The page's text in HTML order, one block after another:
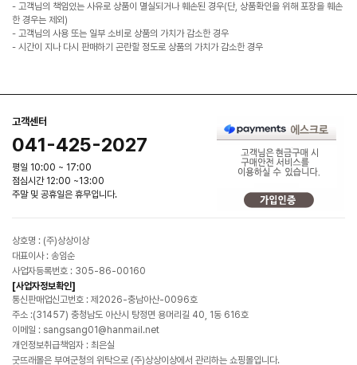
- 고객님의 책임있는 사유로 상품이 멸실되거나 훼손된 경우(단, 상품확인을 위해 포장을 훼손
한 경우는 제외)
- 고객님의 사용 또는 일부 소비로 상품의 가치가 감소한 경우
- 시간이 지나 다시 판매하기 곤란할 정도로 상품의 가치가 감소한 경우
고객센터
041-425-2027
평일 10:00 ~ 17:00
점심시간 12:00 ~13:00
주말 및 공휴일은 휴무입니다.
상호명 : (주)상상이상
대표이사 : 송임순
사업자등록번호 : 305-86-00160
[사업자정보확인]
통신판매업신고번호 : 제2026-충남아산-0096호
주소 :(31457) 충청남도 아산시 탕정면 용머리길 40, 1동 616호
이메일 : sangsang01@hanmail.net
개인정보취급책임자 : 최은실
굿뜨래몰은 부여군청의 위탁으로 (주)상상이상에서 관리하는 쇼핑몰입니다.